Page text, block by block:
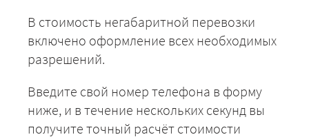
В стоимость негабаритной перевозки
включено оформление всех необходимых
разрешений.
Введите свой номер телефона в форму
ниже, и в течение нескольких секунд вы
получите точный расчёт стоимости